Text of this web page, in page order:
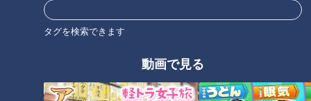
タグを検索できます
動画で見る
海地方の今食べるべき「至高の
タレがクセになるうまさ！ 【中